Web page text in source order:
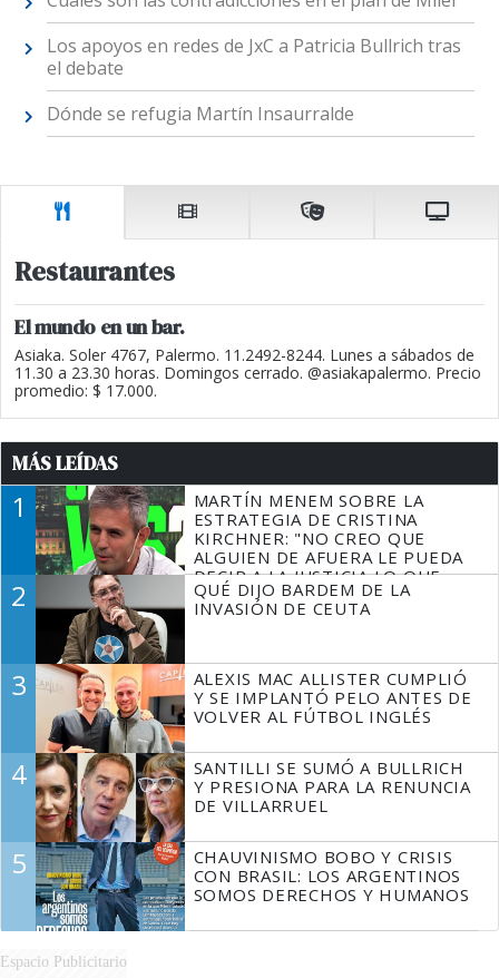
Los apoyos en redes de JxC a Patricia Bullrich tras
el debate
Dónde se refugia Martín Insaurralde
Restaurantes
El mundo en un bar.
Asiaka. Soler 4767, Palermo. 11.2492-8244. Lunes a sábados de
11.30 a 23.30 horas. Domingos cerrado. @asiakapalermo. Precio
promedio: $ 17.000.
MÁS LEÍDAS
1
MARTÍN MENEM SOBRE LA
ESTRATEGIA DE CRISTINA
KIRCHNER: "NO CREO QUE
ALGUIEN DE AFUERA LE PUEDA
DECIR A LA JUSTICIA LO QUE
TIENE QUE HACER"
2
QUÉ DIJO BARDEM DE LA
INVASIÓN DE CEUTA
3
ALEXIS MAC ALLISTER CUMPLIÓ
Y SE IMPLANTÓ PELO ANTES DE
VOLVER AL FÚTBOL INGLÉS
4
SANTILLI SE SUMÓ A BULLRICH
Y PRESIONA PARA LA RENUNCIA
DE VILLARRUEL
5
CHAUVINISMO BOBO Y CRISIS
CON BRASIL: LOS ARGENTINOS
SOMOS DERECHOS Y HUMANOS
Espacio Publicitario